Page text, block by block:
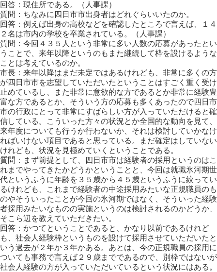
回答：現住所である。（人事課）
質問：ちなみに四日市市出身者はどれぐらいいたのか。
回答：例えば出身の高校などを確認したところで言えば、１４
２名は市内の学校を卒業されている。（人事課）
質問：今回４３５人という非常に多い人数の応募があったとい
うことで、来年以降というのもまた継続して枠を設けるような
ことは考えているのか。
市長：来年以降はまだ未定ではあるけれども、非常に多くの方
が四日市市を志望していただいたということはすごく重く受け
止めているし、また非常に意欲的な方であるとか非常に経験豊
富な方であるとか、そういう方の応募も多くあったので四日市
市の行政にとって非常にすばらしい方が入っていただけると確
信している。こういった方々の状況とか全国的な動向を見て、
来年度についても行うか行わないか、それは検討していかなけ
ればいけない項目であると思っている。まだ確定はしていない
けれども、状況を見極めていくということである。
質問：まず前提として、四日市市は経験者の採用というのはこ
れまでやってきたかどうかということと、今回は就職氷河期世
代というふうに年齢を３５歳から４５歳というふうに絞ってい
るけれども、これまで経験者の中途採用みたいな正規職員のも
のやそういったことが今回の氷河期ではなく、そういった経験
者採用みたいなものの実施というのは検討されるのかどうか、
そこら辺を教えていただきたい。
回答：かつてということであると、かなり以前であるけれど
も、社会人経験枠というものを設けて採用させていただいたと
いう過去が２年か３年かある。あとは、今の正規職員の採用に
ついても事務で言えば２９歳までであるので、別枠ではないが
社会人経験の方が入っていただいているという状況にはある。